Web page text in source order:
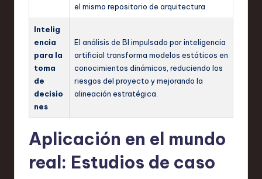
el mismo repositorio de arquitectura.
Intelig
encia
para la
toma
de
decisio
nes
El análisis de BI impulsado por inteligencia
artificial transforma modelos estáticos en
conocimientos dinámicos, reduciendo los
riesgos del proyecto y mejorando la
alineación estratégica.
Aplicación en el mundo
real: Estudios de caso